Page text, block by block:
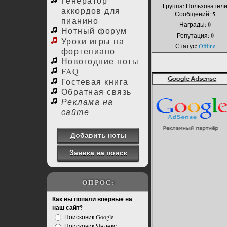
аккордов для
пианино
Нотный форум
Уроки игры на
фортепиано
Новогодние ноты
FAQ
Гостевая книга
Обратная связь
Реклама на
сайте
Добавить ноты
Заявка на поиск
ОПРОС:
Как вы попали впервые на
наш сайт?
Поисковик Google
Группа: Пользователи
Сообщений: 5
Награды:0
Репутация:0
Статус:Offline